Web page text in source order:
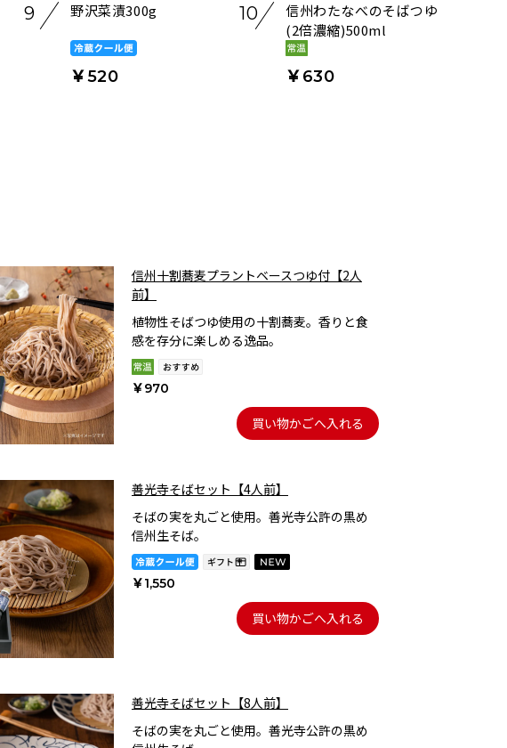
9 野沢菜漬300g
￥520
10
信州わたなべのそばつゆ
(2倍濃縮)500ml
￥630
信州十割蕎麦プラントベースつゆ付【2人
前】
植物性そばつゆ使用の十割蕎麦。香りと食
感を存分に楽しめる逸品。
￥970
買い物かごへ入れる
善光寺そばセット【4人前】
そばの実を丸ごと使用。善光寺公許の黒め
信州生そば。
￥1,550
買い物かごへ入れる
善光寺そばセット【8人前】
そばの実を丸ごと使用。善光寺公許の黒め